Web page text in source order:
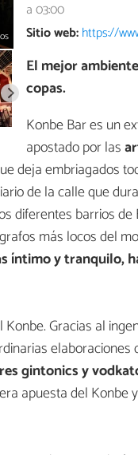
a 03:00
Sitio web:https://
El mejor
copas.
Konbe Bar es un
apostado por las
deja embriagados
de la calle que
diferentes barrios
más locos del
íntimo y tranquilo,
Gracias al
elaboraciones
gintonics y
apuesta del Konbe